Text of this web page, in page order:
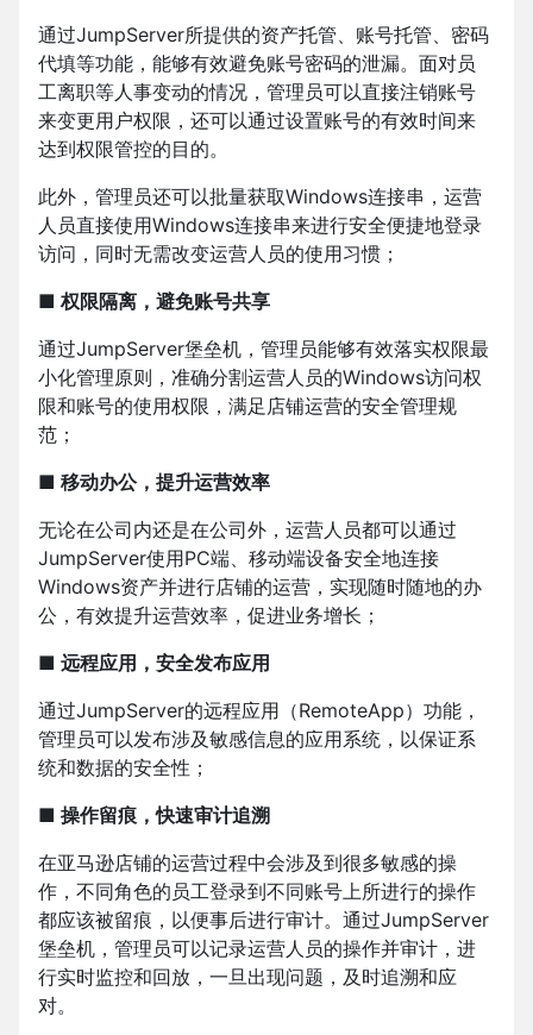
通过JumpServer所提供的资产托管、账号托管、密码
代填等功能，能够有效避免账号密码的泄漏。面对员
工离职等人事变动的情况，管理员可以直接注销账号
来变更用户权限，还可以通过设置账号的有效时间来
达到权限管控的目的。
此外，管理员还可以批量获取Windows连接串，运营
人员直接使用Windows连接串来进行安全便捷地登录
访问，同时无需改变运营人员的使用习惯；
■ 权限隔离，避免账号共享
通过JumpServer堡垒机，管理员能够有效落实权限最
小化管理原则，准确分割运营人员的Windows访问权
限和账号的使用权限，满足店铺运营的安全管理规
范；
■ 移动办公，提升运营效率
无论在公司内还是在公司外，运营人员都可以通过
JumpServer使用PC端、移动端设备安全地连接
Windows资产并进行店铺的运营，实现随时随地的办
公，有效提升运营效率，促进业务增长；
■ 远程应用，安全发布应用
通过JumpServer的远程应用（RemoteApp）功能，
管理员可以发布涉及敏感信息的应用系统，以保证系
统和数据的安全性；
■ 操作留痕，快速审计追溯
在亚马逊店铺的运营过程中会涉及到很多敏感的操
作，不同角色的员工登录到不同账号上所进行的操作
都应该被留痕，以便事后进行审计。通过JumpServer
堡垒机，管理员可以记录运营人员的操作并审计，进
行实时监控和回放，一旦出现问题，及时追溯和应
对。